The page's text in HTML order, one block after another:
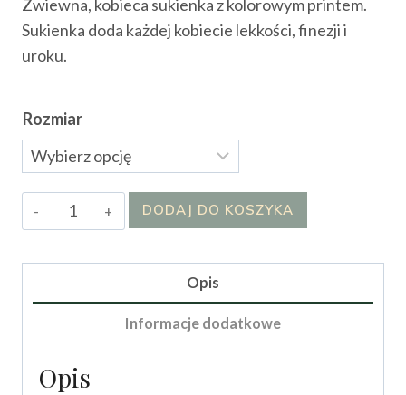
wynosiła:wynosi:
Zwiewna, kobieca sukienka z kolorowym printem.
Sukienka doda każdej kobiecie lekkości, finezji i
uroku.
Rozmiar
ilość
Sukienka
DODAJ DO KOSZYKA
Opis
Informacje dodatkowe
Opis